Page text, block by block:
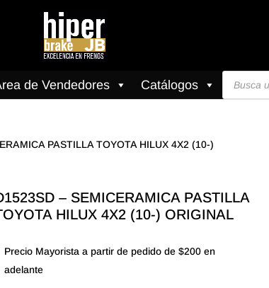
de Vendedores Catálogos
Búsqueda
PASTILLA TOYOTA HILUX 4X2 (10-)
– SEMICERAMICA PASTILLA
HILUX 4X2 (10-) ORIGINAL
Precio Mayorista a partir de pedido de $200 en
adelante